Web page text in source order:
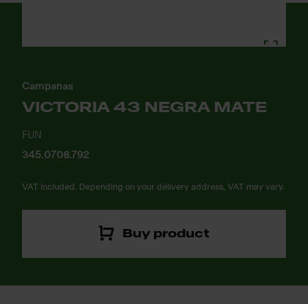
Campanas
VICTORIA 43 NEGRA MATE
FUN
345.0708.792
VAT included. Depending on your delivery address, VAT may vary.
Buy product